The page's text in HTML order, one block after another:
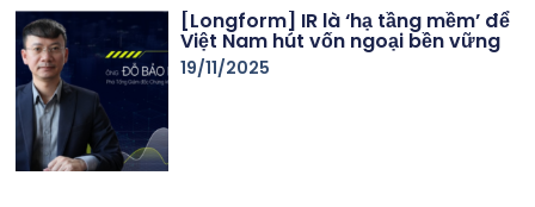
[Longform] IR là ‘hạ tầng mềm’ để
Việt Nam hút vốn ngoại bền vững
19/11/2025